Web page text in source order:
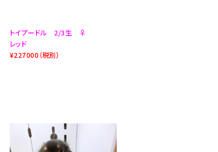
トイプードル 2/3生 ♀
レッド
¥227000（税別）